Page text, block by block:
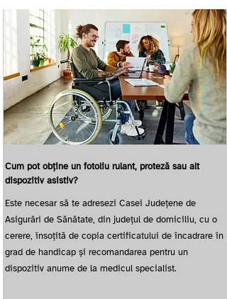
Cum pot obține un fotoliu rulant, proteză sau alt
dispozitiv asistiv?
Este necesar să te adresezi Casei Județene de
Asigurări de Sănătate, din județul de domiciliu, cu o
cerere, însoțită de copia certificatului de încadrare în
grad de handicap și recomandarea pentru un
dispozitiv anume de la medicul specialist.